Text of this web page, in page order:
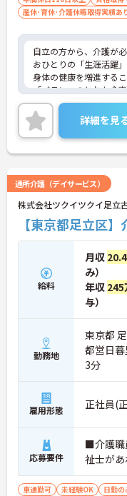
産休･育休･介護休暇取得実績あ
自立の方から、介護が
おひとりの「生涯活躍
身体の健康を増進する
「バランスのとれた食
よい睡眠」の3つの生
ます。
サービス付き高齢者向
で行動することが得意
がとても盛んです。習
ます。
お客様が自ら進んで行
る生活環境を提供する
なっています。
詳細を見
通所介護（デイサービス）
株式会社ツクイツクイ足立
【東京都足立区
給料
月収
み）
年収 245
与）
勤務地
東京都
都営日
3分
雇用形態 正社員(
応募要件
■介護職
祉士が
車通勤可 未経験OK 日勤の